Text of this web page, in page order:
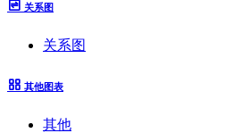
关系图
关系图
其他图表
其他